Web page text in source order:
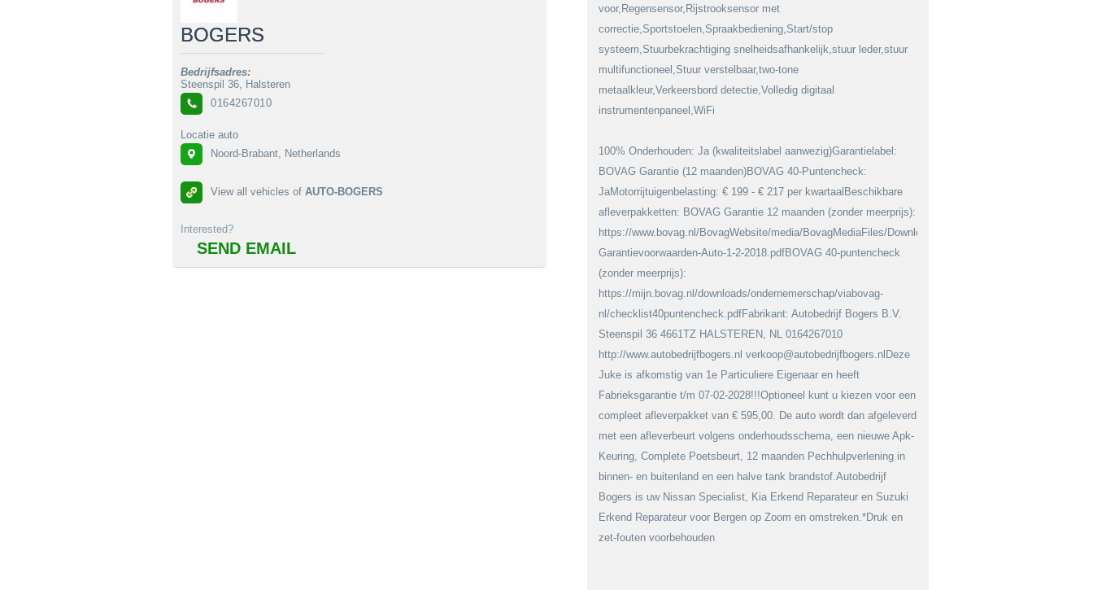
voor,Regensensor,Rijstrooksensor met
correctie,Sportstoelen,Spraakbediening,Start/stop
systeem,Stuurbekrachtiging snelheidsafhankelijk,stuur leder,stuur
multifunctioneel,Stuur verstelbaar,two-tone
metaalkleur,Verkeersbord detectie,Volledig digitaal
instrumentenpaneel,WiFi
100% Onderhouden: Ja (kwaliteitslabel aanwezig)Garantielabel:
BOVAG Garantie (12 maanden)BOVAG 40-Puntencheck:
JaMotorrijtuigenbelasting: € 199 - € 217 per kwartaalBeschikbare
afleverpakketten: BOVAG Garantie 12 maanden (zonder meerprijs):
https://www.bovag.nl/BovagWebsite/media/BovagMediaFiles/Downloads/
Garantievoorwaarden-Auto-1-2-2018.pdfBOVAG 40-puntencheck
(zonder meerprijs):
https://mijn.bovag.nl/downloads/ondernemerschap/viabovag-
nl/checklist40puntencheck.pdfFabrikant: Autobedrijf Bogers B.V.
Steenspil 36 4661TZ HALSTEREN, NL 0164267010
http://www.autobedrijfbogers.nl verkoop@autobedrijfbogers.nlDeze
Juke is afkomstig van 1e Particuliere Eigenaar en heeft
Fabrieksgarantie t/m 07-02-2028!!!Optioneel kunt u kiezen voor een
compleet afleverpakket van € 595,00. De auto wordt dan afgeleverd
met een afleverbeurt volgens onderhoudsschema, een nieuwe Apk-
Keuring, Complete Poetsbeurt, 12 maanden Pechhulpverlening in
binnen- en buitenland en een halve tank brandstof.Autobedrijf
Bogers is uw Nissan Specialist, Kia Erkend Reparateur en Suzuki
Erkend Reparateur voor Bergen op Zoom en omstreken.*Druk en
zet-fouten voorbehouden
BOGERS
Bedrijfsadres:
Steenspil 36, Halsteren
0164267010
Locatie auto
Noord-Brabant, Netherlands
View all vehicles of AUTO-BOGERS
Interested?
SEND EMAIL